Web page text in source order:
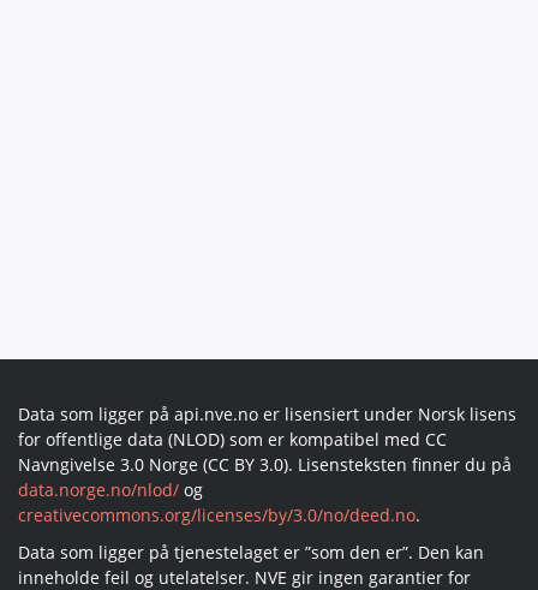
Data som ligger på api.nve.no er lisensiert under Norsk lisens
for offentlige data (NLOD) som er kompatibel med CC
Navngivelse 3.0 Norge (CC BY 3.0). Lisensteksten finner du på
data.norge.no/nlod/ og
creativecommons.org/licenses/by/3.0/no/deed.no.
Data som ligger på tjenestelaget er ”som den er”. Den kan
inneholde feil og utelatelser. NVE gir ingen garantier for